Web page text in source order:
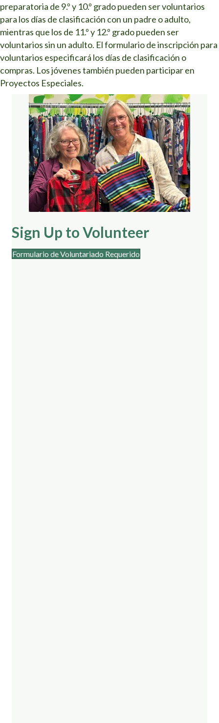
preparatoria de 9.º y 10.º grado pueden ser voluntarios
para los días de clasificación con un padre o adulto,
mientras que los de 11.º y 12.º grado pueden ser
voluntarios sin un adulto. El formulario de inscripción para
voluntarios especificará los días de clasificación o
compras. Los jóvenes también pueden participar en
Proyectos Especiales.
Sign Up to Volunteer
Formulario de Voluntariado Requerido